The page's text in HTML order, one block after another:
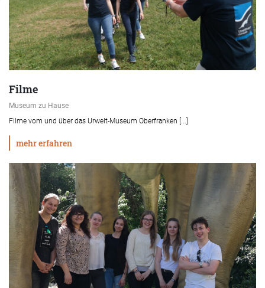
Filme
Museum zu Hause
Filme vom und über das Urwelt-Museum Oberfranken [...]
mehr erfahren